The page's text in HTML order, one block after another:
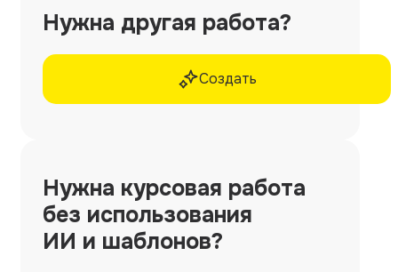
Нужна другая работа?
Создать
Нужна курсовая работа
без использования
ИИ и шаблонов?